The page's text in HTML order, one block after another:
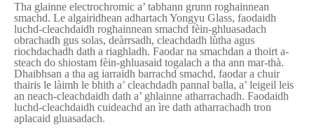
Tha glainne electrochromic a’ tabhann grunn roghainnean
smachd. Le algairidhean adhartach Yongyu Glass, faodaidh
luchd-cleachdaidh roghainnean smachd fèin-ghluasadach
obrachadh gus solas, deàrrsadh, cleachdadh lùtha agus
riochdachadh dath a riaghladh. Faodar na smachdan a thoirt a-
steach do shiostam fèin-ghluasaid togalach a tha ann mar-thà.
Dhaibhsan a tha ag iarraidh barrachd smachd, faodar a chuir
thairis le làimh le bhith a’ cleachdadh pannal balla, a’ leigeil leis
an neach-cleachdaidh dath a’ ghlainne atharrachadh. Faodaidh
luchd-cleachdaidh cuideachd an ìre dath atharrachadh tron ​​
aplacaid gluasadach.